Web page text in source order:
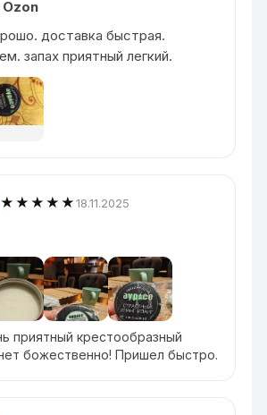
доставка быстрая.
запах приятный легкий.
★★★★★18.11.2025
приятный крестообразный
божественно! Пришел быстро.